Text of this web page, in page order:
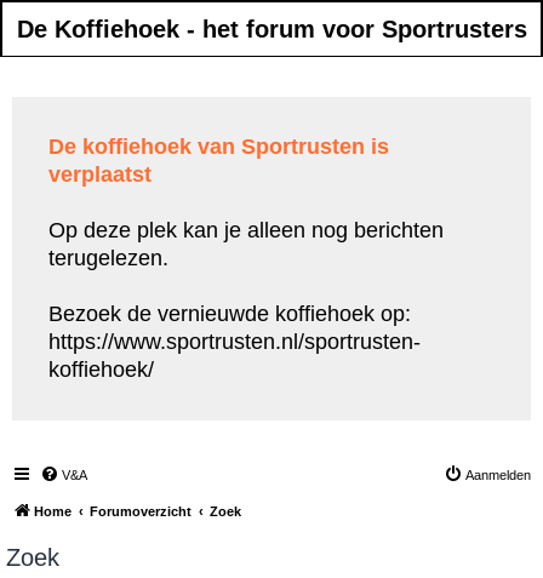
De Koffiehoek - het forum voor Sportrusters
De koffiehoek van Sportrusten is
verplaatst
Op deze plek kan je alleen nog berichten
terugelezen.
Bezoek de vernieuwde koffiehoek op:
https://www.sportrusten.nl/sportrusten-
koffiehoek/
V&A Aanmelden
Home Forumoverzicht Zoek
Zoek